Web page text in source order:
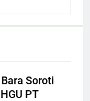
Soroti
PT